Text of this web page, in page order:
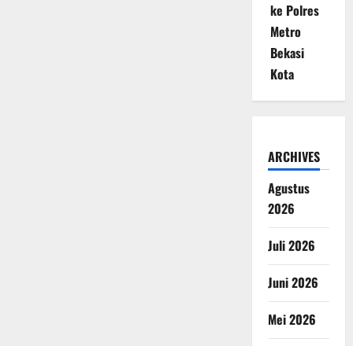
ke Polres
Metro
Bekasi
Kota
ARCHIVES
Agustus
2026
Juli 2026
Juni 2026
Mei 2026